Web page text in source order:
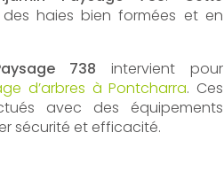
haies bien formées et en
738 intervient pour
d’arbres à Pontcharra. Ces
avec des équipements
sécurité et efficacité.